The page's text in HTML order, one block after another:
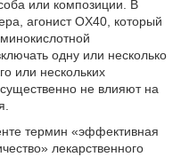
или композиции. В
агонист OX40, который
одну или несколько
или нескольких
не влияют на
термин «эффективная
лекарственного